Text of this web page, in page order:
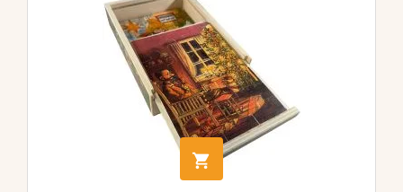
